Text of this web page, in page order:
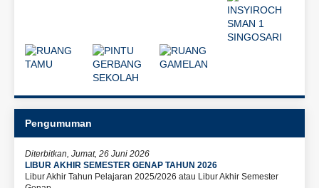
Pengumuman
Diterbitkan, Jumat, 26 Juni 2026
LIBUR AKHIR SEMESTER GENAP TAHUN 2026
Libur Akhir Tahun Pelajaran 2025/2026 atau Libur Akhir Semester